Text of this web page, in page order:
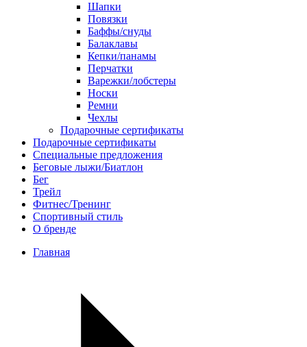
Шапки
Повязки
Баффы/снуды
Балаклавы
Кепки/панамы
Перчатки
Варежки/лобстеры
Носки
Ремни
Чехлы
Подарочные сертификаты
Подарочные сертификаты
Специальные предложения
Беговые лыжи/Биатлон
Бег
Трейл
Фитнес/Тренинг
Спортивный стиль
О бренде
Главная